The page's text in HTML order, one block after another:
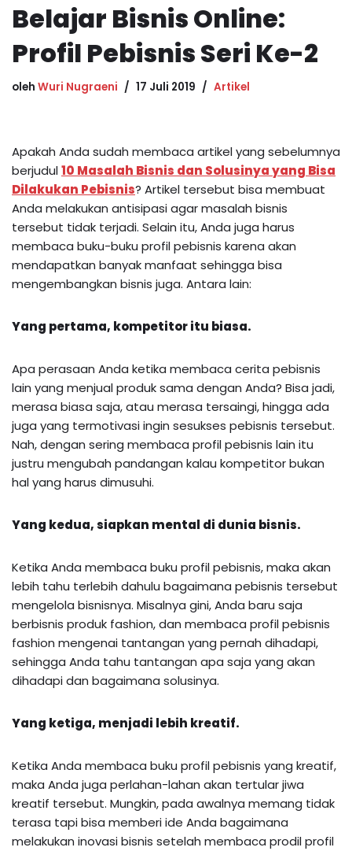
Belajar Bisnis Online:
Profil Pebisnis Seri Ke-2
oleh Wuri Nugraeni 17 Juli 2019 Artikel
Apakah Anda sudah membaca artikel yang sebelumnya
berjudul10 Masalah Bisnis dan Solusinya yang Bisa
Dilakukan Pebisnis? Artikel tersebut bisa membuat
Anda melakukan antisipasi agar masalah bisnis
tersebut tidak terjadi. Selain itu, Anda juga harus
membaca buku-buku profil pebisnis karena akan
mendapatkan banyak manfaat sehingga bisa
mengembangkan bisnis juga. Antara lain:
Yang pertama, kompetitor itu biasa.
Apa perasaan Anda ketika membaca cerita pebisnis
lain yang menjual produk sama dengan Anda? Bisa jadi,
merasa biasa saja, atau merasa tersaingi, hingga ada
juga yang termotivasi ingin sesukses pebisnis tersebut.
Nah, dengan sering membaca profil pebisnis lain itu
justru mengubah pandangan kalau kompetitor bukan
hal yang harus dimusuhi.
Yang kedua, siapkan mental di dunia bisnis.
Ketika Anda membaca buku profil pebisnis, maka akan
lebih tahu terlebih dahulu bagaimana pebisnis tersebut
mengelola bisnisnya. Misalnya gini, Anda baru saja
berbisnis produk fashion, dan membaca profil pebisnis
fashion mengenai tantangan yang pernah dihadapi,
sehingga Anda tahu tantangan apa saja yang akan
dihadapi dan bagaimana solusinya.
Yang ketiga, menjadi lebih kreatif.
Ketika Anda membaca buku profil pebisnis yang kreatif,
maka Anda juga perlahan-lahan akan tertular jiwa
kreatif tersebut. Mungkin, pada awalnya memang tidak
terasa tapi bisa memberi ide Anda bagaimana
melakukan inovasi bisnis setelah membaca prodil profil